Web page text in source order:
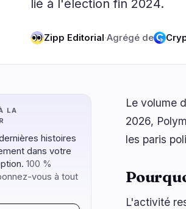
2
0
Technologie
Protocoles
naviguer ouvrir
lié à l'élection fin 2024.
Zipp Editorial·Agrégé de
LA
histoires
dans votre
100 %
vous à tout
Le volume
2026,
les paris
L'activité